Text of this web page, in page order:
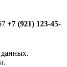
+7 (921) 123-45-
данных.